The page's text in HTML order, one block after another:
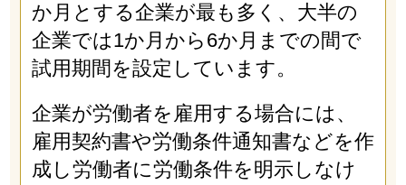
か月とする企業が最も多く、大半の
企業では1か月から6か月までの間で
試用期間を設定しています。
企業が労働者を雇用する場合には、
雇用契約書や労働条件通知書などを作
成し労働者に労働条件を明示しなけ